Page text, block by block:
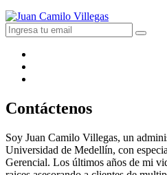
Contáctenos
Soy Juan Camilo Villegas, un
Universidad de Medellín, con
Gerencial. Los últimos años de mi